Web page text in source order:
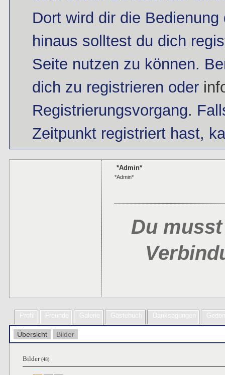
Dort wird dir die
hinaus solltest du dich
Seite nutzen zu können.
dich zu registrieren oder
Registrierungsvorgang.
Zeitpunkt registriert hast,
*Admin*
*Admin*
Du
Profil Freunde Galerie Gästebuch Danksagungen
Übersicht Bilder
Bilder(48)